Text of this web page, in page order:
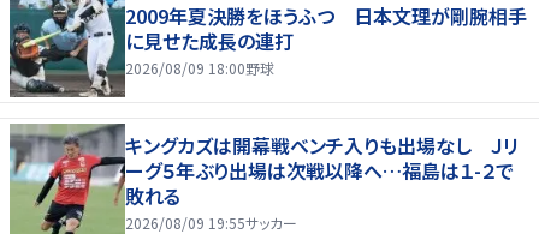
2009年夏決勝をほうふつ 日本文理が剛腕相手
に見せた成長の連打
2026/08/09 18:00野球
キングカズは開幕戦ベンチ入りも出場なし Ｊリ
ーグ５年ぶり出場は次戦以降へ…福島は１-２で
敗れる
2026/08/09 19:55サッカー